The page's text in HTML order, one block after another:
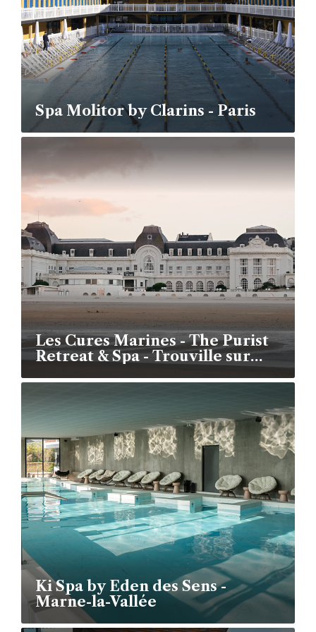
Spa Molitor by Clarins - Paris
Les Cures Marines - The Purist
Retreat & Spa - Trouville sur
Ki Spa by Eden des Sens -
Marne-la-Vallée